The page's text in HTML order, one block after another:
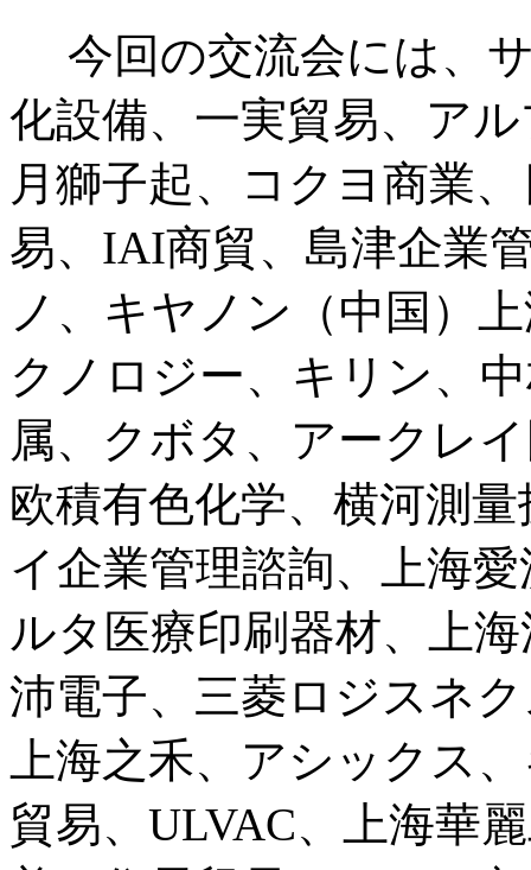
今回の交流会には、
化設備、一実貿易、ア
月獅子起、コクヨ商業
易、IAI商貿、島津企業
ノ、キヤノン（中国）
クノロジー、キリン、
属、クボタ、アークレ
欧積有色化学、横河測
イ企業管理諮詢、上海
ルタ医療印刷器材、上
沛電子、三菱ロジスネ
上海之禾、アシックス
貿易、ULVAC、上海華